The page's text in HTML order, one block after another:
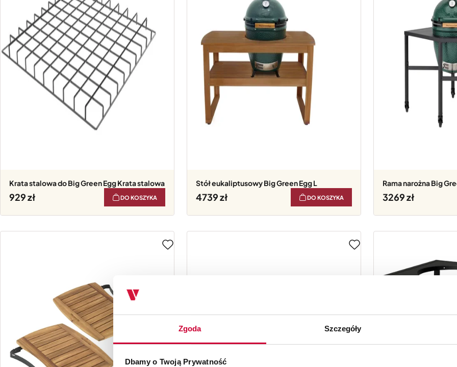
Zgoda Szczegóły
Dbamy o Twoją Prywatność
Krata stalowa do Big Green Egg Krata stalowa
929 DO KOSZYKA
Stół eukaliptusowy Big Green Egg L
4739 DO KOSZYKA
Rama narożna Big
3269